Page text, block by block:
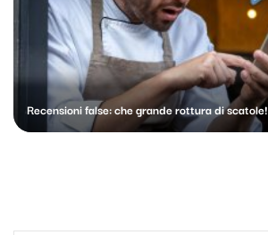
Recensioni false: che grande rottura di scatole!